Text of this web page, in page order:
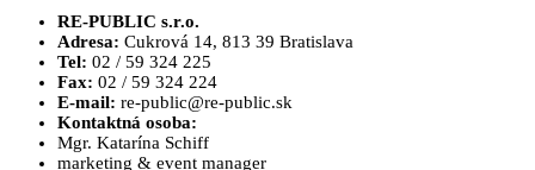
RE-PUBLIC s.r.o.
Adresa: Cukrová 14, 813 39 Bratislava
Tel: 02 / 59 324 225
Fax: 02 / 59 324 224
E-mail: re-public@re-public.sk
Kontaktná osoba:
Mgr. Katarína Schiff
marketing & event manager